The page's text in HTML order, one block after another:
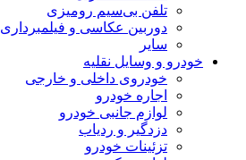
تلفن بی‌سیم رومیزی
دوربین عکاسی و فیلمبرداری
سایر
خودرو و وسایل نقلیه
خودروی داخلی و خارجی
اجاره خودرو
لوازم جانبی خودرو
دزدگیر و ردیاب
تزئینات خودرو